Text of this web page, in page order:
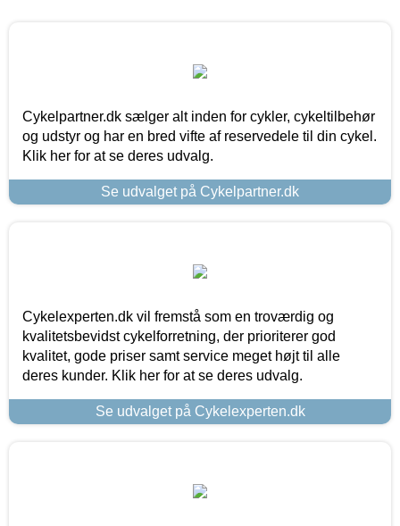
Cykelpartner.dk sælger alt inden for cykler, cykeltilbehør
og udstyr og har en bred vifte af reservedele til din cykel.
Klik her for at se deres udvalg.
Se udvalget på Cykelpartner.dk
Cykelexperten.dk vil fremstå som en troværdig og
kvalitetsbevidst cykelforretning, der prioriterer god
kvalitet, gode priser samt service meget højt til alle
deres kunder. Klik her for at se deres udvalg.
Se udvalget på Cykelexperten.dk